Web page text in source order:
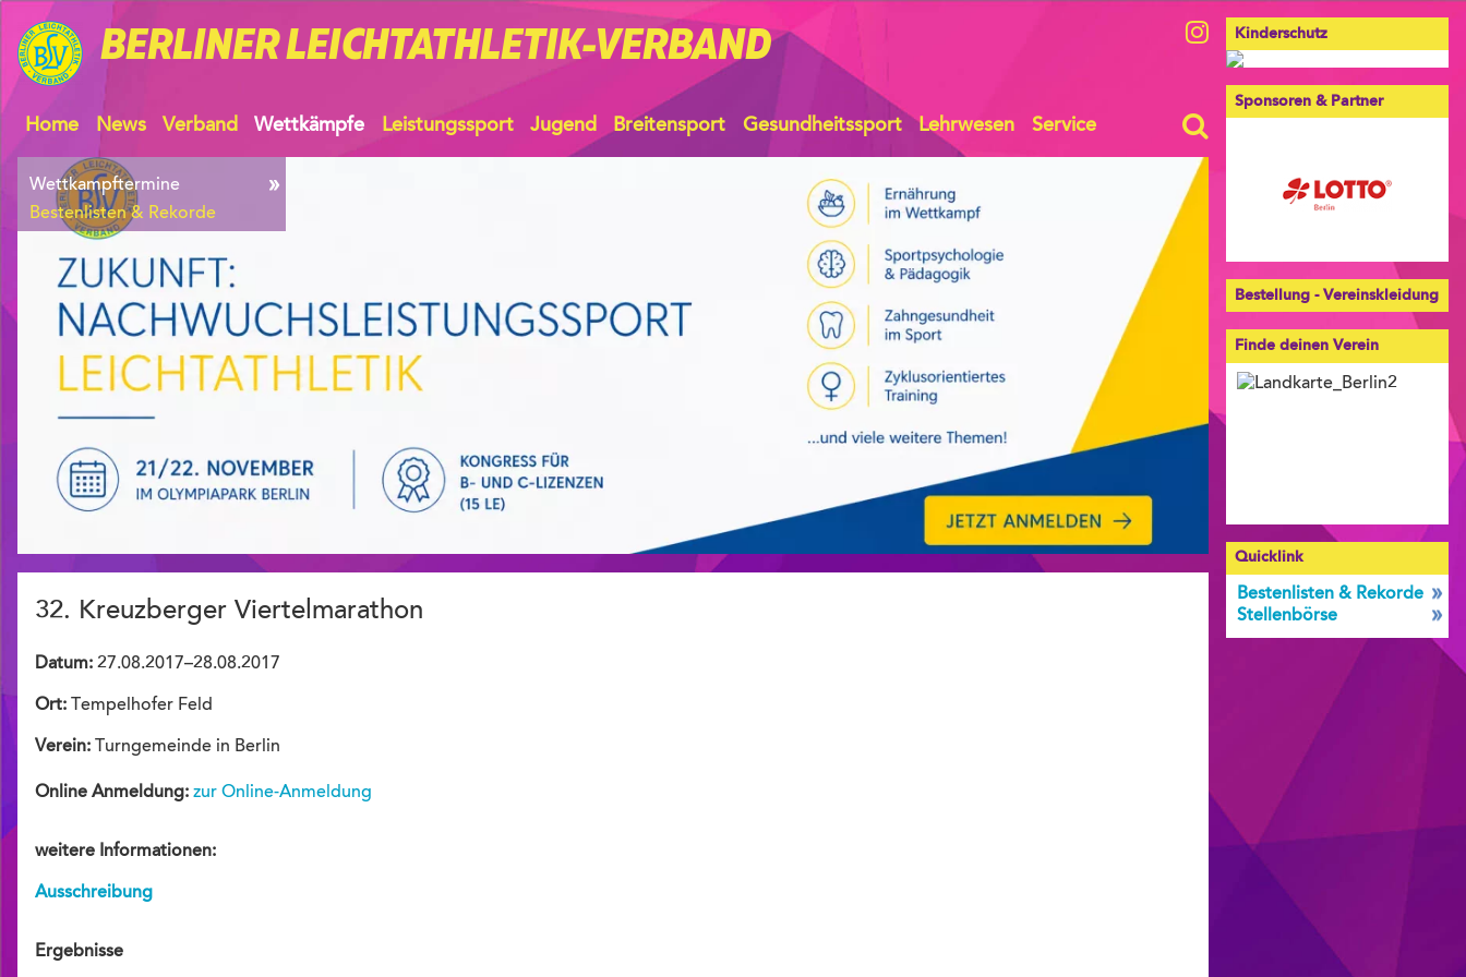
BERLINERLEICHTATHLETIK-VERBAND
Home News Verband Wettkämpfe Leistungssport Jugend Breitensport Gesundheitssport Lehrwesen Service
Wettkampftermine
Bestenlisten & Rekorde
32. Kreuzberger Viertelmarathon
Datum: 27.08.2017–28.08.2017
Ort: Tempelhofer Feld
Verein: Turngemeinde in Berlin
Online Anmeldung: zur Online-Anmeldung
weitere Informationen:
Ausschreibung
Ergebnisse
Kinderschutz
Sponsoren & Partner
Bestellung - Vereinskleidung
Finde deinen Verein
Quicklink
Bestenlisten & Rekorde
Stellenbörse